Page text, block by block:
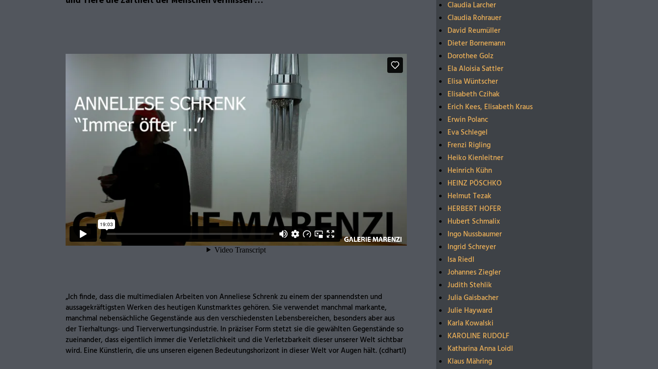
„Ich finde, dass die multimedialen Arbeiten von Anneliese Schrenk zu einem der spannendsten und
aussagekräftigsten Werken des heutigen Kunstmarktes gehören. Sie verwendet manchmal markante,
manchmal nebensächliche Gegenstände aus den verschiedensten Lebensbereichen, besonders aber aus
der Tierhaltungs- und Tierverwertungsindustrie. In präziser Form stetzt sie die gewählten Gegenstände so
zueinander, dass eigentlich immer die Verletzlichkeit und die Verletzbarkeit dieser unserer Welt sichtbar
wird. Eine Künstlerin, die uns unseren eigenen Bedeutungshorizont in dieser Welt vor Augen hält. (cdhartl)
Claudia Larcher
Claudia Rohrauer
David Reumüller
Dieter Bornemann
Dorothee Golz
Ela Aloisia Sattler
Elisa Wüntscher
Elisabeth Czihak
Erich Kees, Elisabeth Kraus
Erwin Polanc
Eva Schlegel
Frenzi Rigling
Heiko Kienleitner
Heinrich Kühn
HEINZ PÖSCHKO
Helmut Tezak
HERBERT HOFER
Hubert Schmalix
Ingo Nussbaumer
Ingrid Schreyer
Isa Riedl
Johannes Ziegler
Judith Stehlik
Julia Gaisbacher
Julie Hayward
Karla Kowalski
KAROLINE RUDOLF
Katharina Anna Loidl
Klaus Mähring